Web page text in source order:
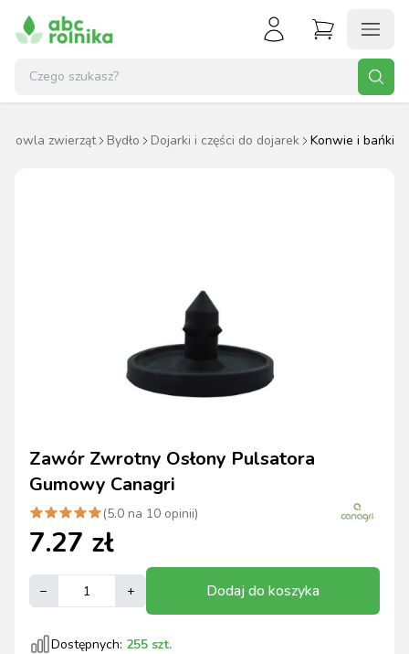
zwierząt Bydło Dojarki i części do dojarek Konwie i bańki
Zawór Zwrotny Osłony Pulsatora
Gumowy Canagri
(5.0 na 10 opinii)
7.27 zł
– + Dodaj do koszyka
Dostępnych: 255 szt.